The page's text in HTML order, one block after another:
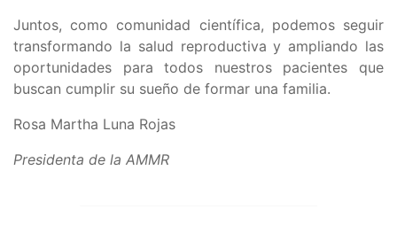
Juntos, como comunidad científica, podemos seguir
transformando la salud reproductiva y ampliando las
oportunidades para todos nuestros pacientes que
buscan cumplir su sueño de formar una familia.
Rosa Martha Luna Rojas
Presidenta de la AMMR